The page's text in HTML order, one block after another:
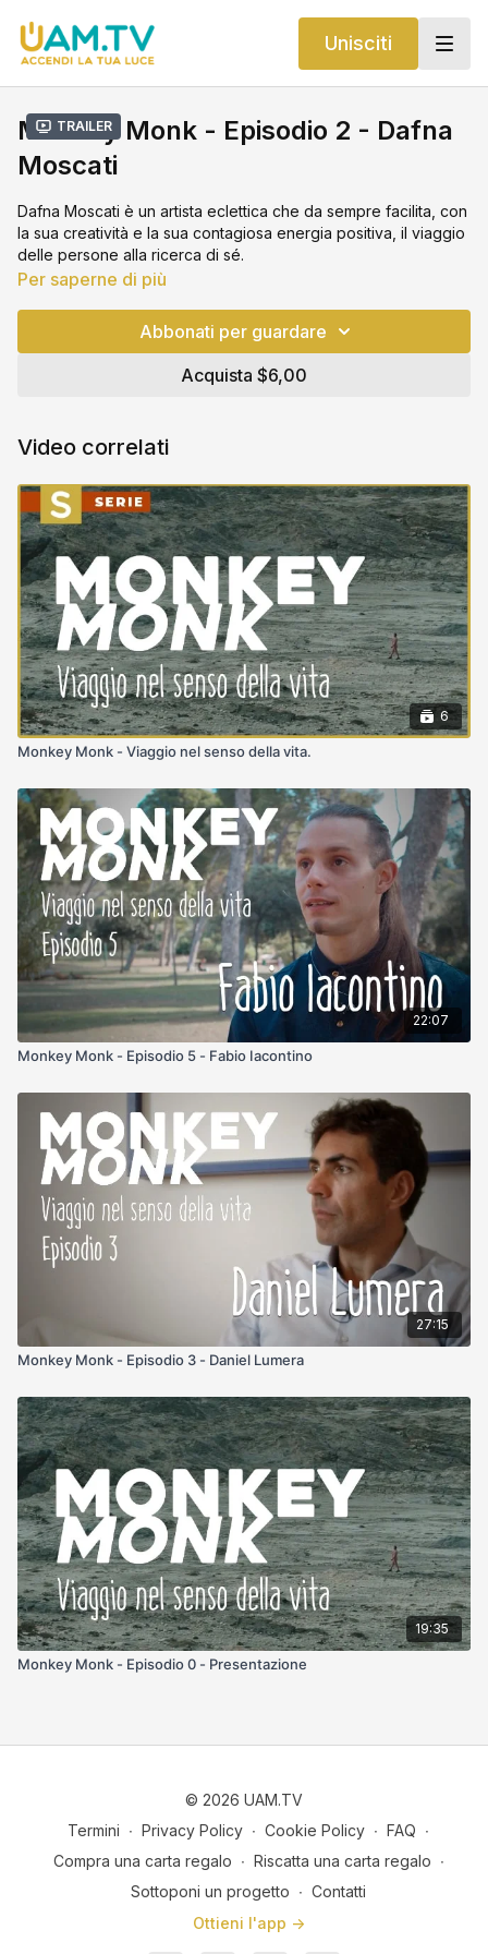
Unisciti
Trailer
Monkey Monk - Episodio 2 - Dafna
Moscati
Dafna Moscati è un artista eclettica che da sempre facilita, con
la sua creatività e la sua contagiosa energia positiva, il viaggio
delle persone alla ricerca di sé.
Per saperne di più
Abbonati per guardare
Acquista $6,00
Video correlati
6
Monkey Monk - Viaggio nel senso della vita.
22:07
Monkey Monk - Episodio 5 - Fabio Iacontino
27:15
Monkey Monk - Episodio 3 - Daniel Lumera
19:35
Monkey Monk - Episodio 0 - Presentazione
© 2026 UAM.TV
Termini ∙ Privacy Policy ∙ Cookie Policy ∙ FAQ ∙
Compra una carta regalo ∙ Riscatta una carta regalo ∙
Sottoponi un progetto ∙ Contatti
Ottieni l'app ->